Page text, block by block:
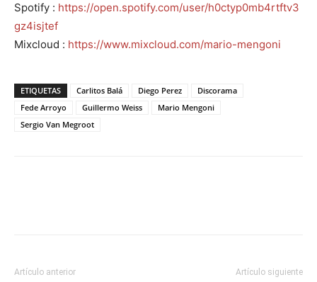
Spotify : https://open.spotify.com/user/h0ctyp0mb4rtftv3
gz4isjtef
Mixcloud : https://www.mixcloud.com/mario-mengoni
ETIQUETAS Carlitos Balá Diego Perez
Discorama
Fede Arroyo
Guillermo Weiss
Mario Mengoni
Sergio Van Megroot
Artículo anterior Artículo siguiente